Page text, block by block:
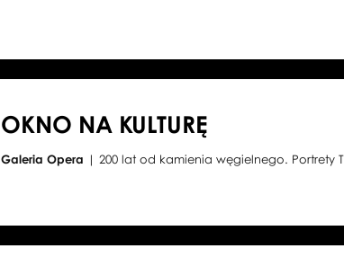
OKNO NA KULTURĘ
Galeria Opera | 200 lat od kamienia węgielnego. Portrety